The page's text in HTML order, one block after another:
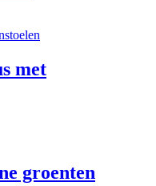
met
groenten